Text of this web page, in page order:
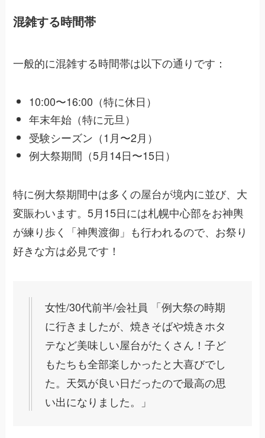
混雑する時間帯
一般的に混雑する時間帯は以下の通りです：
10:00〜16:00（特に休日）
年末年始（特に元旦）
受験シーズン（1月〜2月）
例大祭期間（5月14日〜15日）
特に例大祭期間中は多くの屋台が境内に並び、大
変賑わいます。5月15日には札幌中心部をお神輿
が練り歩く「神輿渡御」も行われるので、お祭り
好きな方は必見です！
女性/30代前半/会社員 「例大祭の時期
に行きましたが、焼きそばや焼きホタ
テなど美味しい屋台がたくさん！子ど
もたちも全部楽しかったと大喜びでし
た。天気が良い日だったので最高の思
い出になりました。」